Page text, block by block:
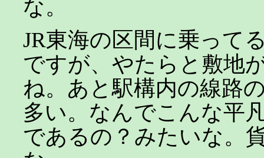
な。
JR東海の区間に乗って
ですが、やたらと敷地
ね。あと駅構内の線路
多い。なんでこんな平
であるの？みたいな。